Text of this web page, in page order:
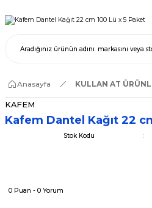
Anasayfa KULLAN AT
KAFEM
Kafem Dantel Kağıt 22
0 Puan - 0 Yorum
Stok Kodu